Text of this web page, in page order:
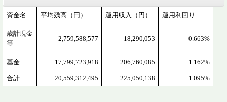
資金名 平均残高（円） 運用収入（円） 運用利回り
歳計現金
等
2,759,588,577 18,290,053 0.663%
基金 17,799,723,918 206,760,085 1.162%
合計 20,559,312,495 225,050,138 1.095%